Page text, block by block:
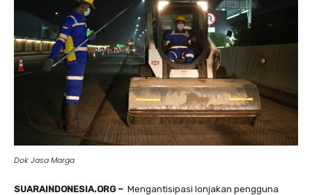
Dok Jasa Marga
SUARAINDONESIA.ORG – Mengantisipasi lonjakan pengguna